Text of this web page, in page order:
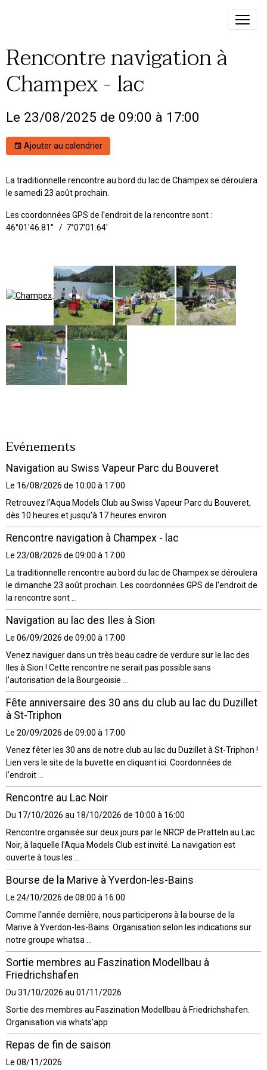
Rencontre navigation à
Champex - lac
Le 23/08/2025 de 09:00 à 17:00
Ajouter au calendrier
La traditionnelle rencontre au bord du lac de Champex se déroulera
le samedi 23 août prochain.
Les coordonnées GPS de l'endroit de la rencontre sont :
46°01'46.81'' / 7°07'01.64'
Evénements
Navigation au Swiss Vapeur Parc du Bouveret
Le 16/08/2026 de 10:00 à 17:00
Retrouvez l'Aqua Models Club au Swiss Vapeur Parc du Bouveret,
dès 10 heures et jusqu'à 17 heures environ
Rencontre navigation à Champex - lac
Le 23/08/2026 de 09:00 à 17:00
La traditionnelle rencontre au bord du lac de Champex se déroulera
le dimanche 23 août prochain. Les coordonnées GPS de l'endroit de
la rencontre sont ...
Navigation au lac des Iles à Sion
Le 06/09/2026 de 09:00 à 17:00
Venez naviguer dans un très beau cadre de verdure sur le lac des
Iles à Sion ! Cette rencontre ne serait pas possible sans
l’autorisation de la Bourgeoisie ...
Fête anniversaire des 30 ans du club au lac du Duzillet
à St-Triphon
Le 20/09/2026 de 09:00 à 17:00
Venez fêter les 30 ans de notre club au lac du Duzillet à St-Triphon !
Lien vers le site de la buvette en cliquant ici. Coordonnées de
l'endroit ...
Rencontre au Lac Noir
Du 17/10/2026 au 18/10/2026 de 10:00 à 16:00
Rencontre organisée sur deux jours par le NRCP de Pratteln au Lac
Noir, à laquelle l'Aqua Models Club est invité. La navigation est
ouverte à tous les ...
Bourse de la Marive à Yverdon-les-Bains
Le 24/10/2026 de 08:00 à 16:00
Comme l'année dernière, nous participerons à la bourse de la
Marive à Yverdon-les-Bains. Organisation selon les indications sur
notre groupe whatsa ...
Sortie membres au Faszination Modellbau à
Friedrichshafen
Du 31/10/2026 au 01/11/2026
Sortie des membres au Faszination Modellbau à Friedrichshafen.
Organisation via whats'app
Repas de fin de saison
Le 08/11/2026